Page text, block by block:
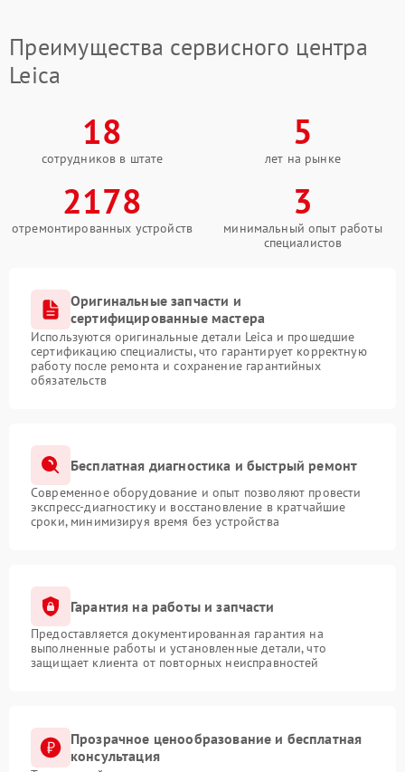
Преимущества сервисного центра
Leica
18
сотрудников в штате
5
лет на рынке
2178
отремонтированных устройств
3
минимальный опыт работы
специалистов
Оригинальные запчасти и
сертифицированные мастера
Используются оригинальные детали Leica и прошедшие
сертификацию специалисты, что гарантирует корректную
работу после ремонта и сохранение гарантийных
обязательств
Бесплатная диагностика и быстрый ремонт
Современное оборудование и опыт позволяют провести
экспресс-диагностику и восстановление в кратчайшие
сроки, минимизируя время без устройства
Гарантия на работы и запчасти
Предоставляется документированная гарантия на
выполненные работы и установленные детали, что
защищает клиента от повторных неисправностей
Прозрачное ценообразование и бесплатная
консультация